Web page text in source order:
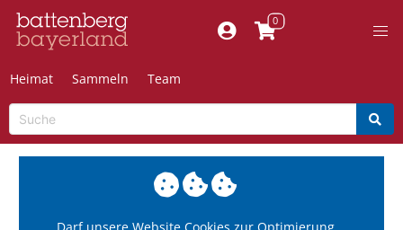
Heimat Sammeln Team
Darf unsere Website Cookies zur Optimierung